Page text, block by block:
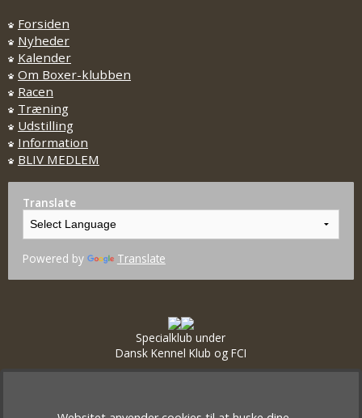
Forsiden
Nyheder
Kalender
Om Boxer-klubben
Racen
Træning
Udstilling
Information
BLIV MEDLEM
Translate
Powered by Translate
Specialklub under
Dansk Kennel Klub og FCI